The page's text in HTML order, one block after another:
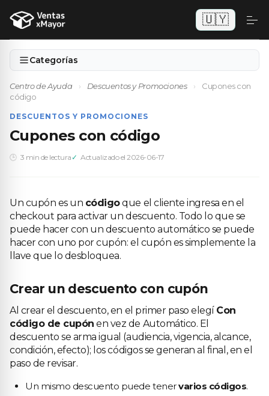
🇺🇾
Categorías
Centro de Ayuda › Descuentos y Promociones ›
Cupones con
código
DESCUENTOS Y PROMOCIONES
Cupones con código
3 min de lectura Actualizado el 2026-06-17
Un cupón es un códigoque el cliente ingresa en el
checkout para activar un descuento. Todo lo que se
puede hacer con un descuento automático se puede
hacer con uno por cupón: el cupón es simplemente la
llave que lo desbloquea.
Crear un descuento con cupón
Al crear el descuento, en el primer paso elegí Con
código de cupón en vez de Automático. El
descuento se arma igual (audiencia, vigencia, alcance,
condición, efecto); los códigos se generan al final, en el
paso de revisar.
Un mismo descuento puede tenervarios códigos.